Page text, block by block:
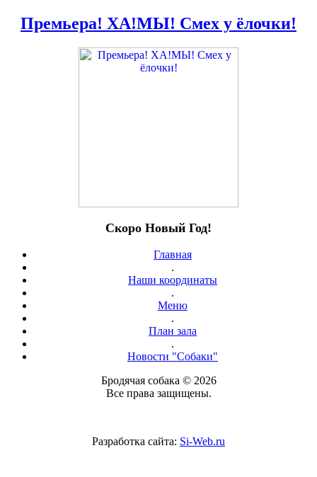
Премьера! ХА!МЫ! Смех у ёлочки!
Скоро Новый Год!
Главная
.
Наши координаты
.
Меню
.
План зала
.
Новости "Собаки"
Бродячая собака © 2026
Все права защищены.
Разработка сайта: Si-Web.ru